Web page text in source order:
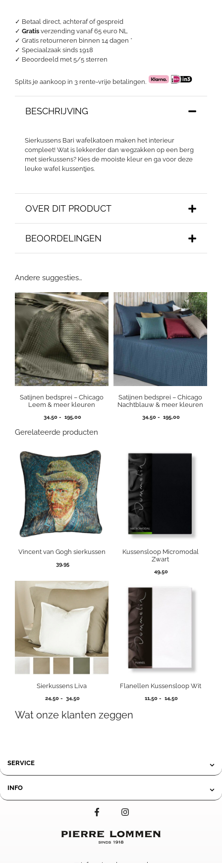
✓ Betaal direct, achteraf of gespreid
✓ Gratis verzending vanaf 65 euro NL
✓ Gratis retourneren binnen 14 dagen *
✓ Speciaalzaak sinds 1918
✓ Beoordeeld met 5/5 sterren
Splits je aankoop in 3 rente-vrije betalingen.
BESCHRIJVING
Sierkussens Bari wafelkatoen maken het interieur
compleet! Wat is lekkerder dan wegzakken op een berg
met sierkussens? Kies de mooiste kleur en ga voor deze
leuke wafel kussentjes.
OVER DIT PRODUCT
BEOORDELINGEN
Andere suggesties…
Satijnen bedsprei – Chicago
Leem & meer kleuren
34,50 - 195,00Prijsklasse:
tot
Satijnen bedsprei – Chicago
Nachtblauw & meer kleuren
34,50 - 195,00Prijsklasse:
Gerelateerde producten
Vincent van Gogh sierkussen
39,95
Kussensloop Micromodal
Zwart
49,50
Sierkussens Liva
24,50 - 34,50Prijsklasse:
tot
Flanellen Kussensloop Wit
11,50 - 14,50Prijsklasse:
Wat onze klanten zeggen
SERVICE
INFO